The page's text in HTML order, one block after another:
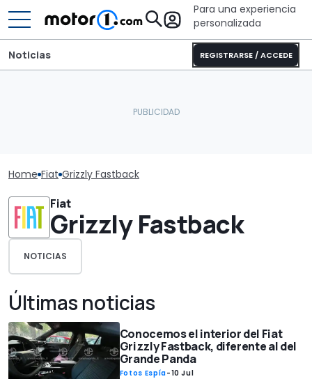
Para una experiencia
personalizada
REGISTRARSE / ACCEDE
Noticias
Home Fiat Grizzly Fastback
Fiat
Grizzly Fastback
NOTICIAS
Últimas noticias
Conocemos el interior del Fiat
Grizzly Fastback, diferente al del
Grande Panda
Fotos Espía-10 Jul